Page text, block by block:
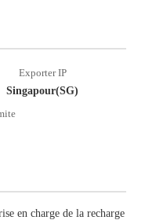
Exporter IP
Singapour(SG)
en charge de la recharge